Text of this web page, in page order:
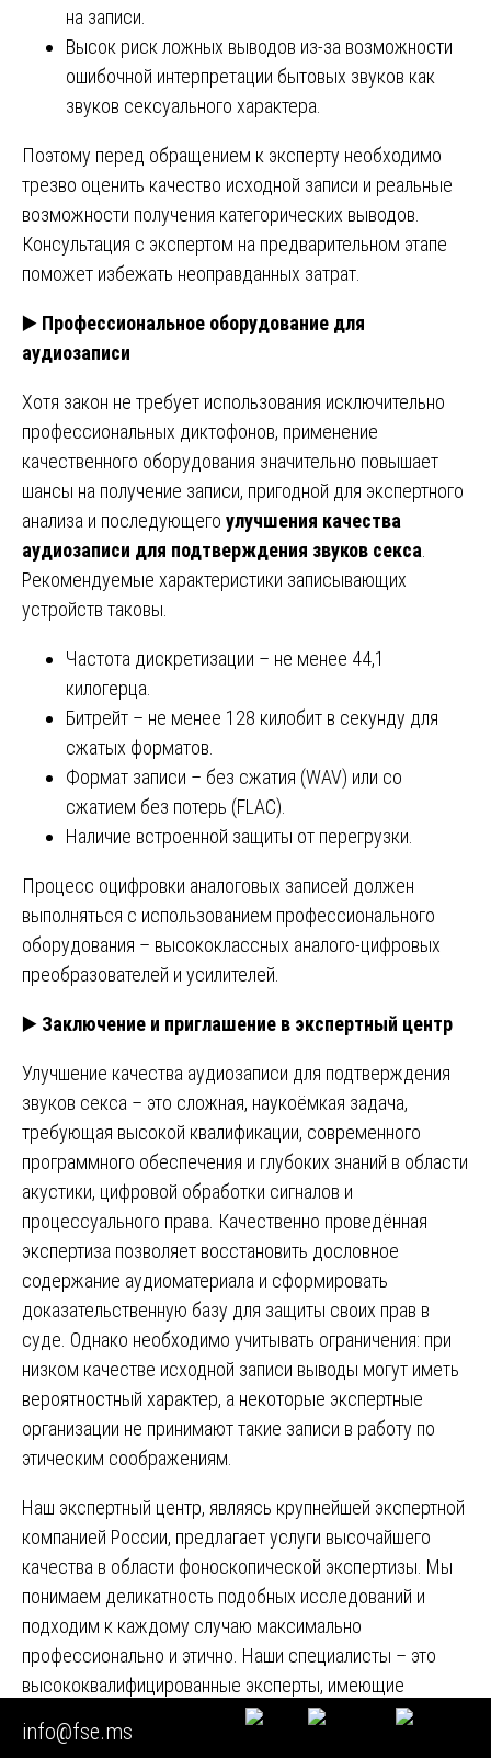
на записи.
Высок риск ложных выводов из-за возможности
ошибочной интерпретации бытовых звуков как
звуков сексуального характера.
Поэтому перед обращением к эксперту необходимо
трезво оценить качество исходной записи и реальные
возможности получения категорических выводов.
Консультация с экспертом на предварительном этапе
поможет избежать неоправданных затрат.
▶️ Профессиональное оборудование для
аудиозаписи
Хотя закон не требует использования исключительно
профессиональных диктофонов, применение
качественного оборудования значительно повышает
шансы на получение записи, пригодной для экспертного
анализа и последующего улучшения качества
аудиозаписи для подтверждения звуков секса
Рекомендуемые характеристики записывающих
устройств таковы.
Частота дискретизации – не менее 44,1
килогерца.
Битрейт – не менее 128 килобит в секунду для
сжатых форматов.
Формат записи – без сжатия (WAV) или со
сжатием без потерь (FLAC).
Наличие встроенной защиты от перегрузки.
Процесс оцифровки аналоговых записей должен
выполняться с использованием профессионального
оборудования – высококлассных аналого-цифровых
преобразователей и усилителей.
▶️ Заключение и приглашение в экспертный центр
Улучшение качества аудиозаписи для подтверждения
звуков секса – это сложная, наукоёмкая задача,
требующая высокой квалификации, современного
программного обеспечения и глубоких знаний в области
акустики, цифровой обработки сигналов и
процессуального права. Качественно проведённая
экспертиза позволяет восстановить дословное
содержание аудиоматериала и сформировать
доказательственную базу для защиты своих прав в
суде. Однако необходимо учитывать ограничения: при
низком качестве исходной записи выводы могут иметь
вероятностный характер, а некоторые экспертные
организации не принимают такие записи в работу по
этическим соображениям.
Наш экспертный центр, являясь крупнейшей экспертной
компанией России, предлагает услуги высочайшего
качества в области фоноскопической экспертизы. Мы
понимаем деликатность подобных исследований и
подходим к каждому случаю максимально
профессионально и этично. Наши специалисты – это
высококвалифицированные эксперты, имеющие
многолетний опыт улучшения аудиозаписей и участия в
судебных процессах. Мы даём заключения, которые
info@fse.ms